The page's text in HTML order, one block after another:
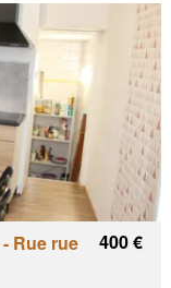
Loyer 350
gratuit,
ville
Rue rue
400 €